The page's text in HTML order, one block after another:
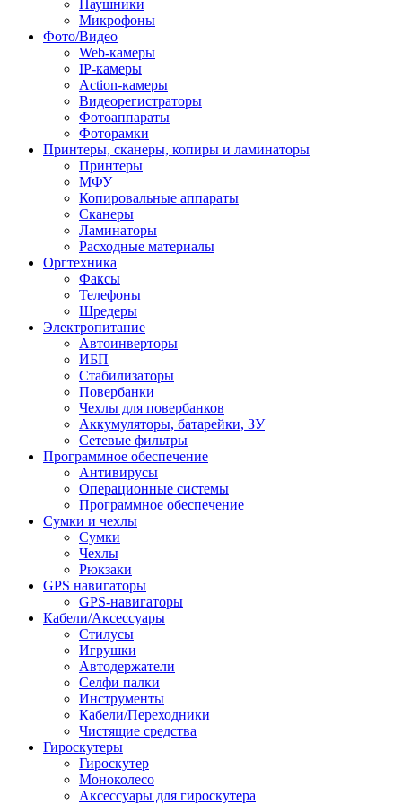
Наушники
Микрофоны
Фото/Видео
Web-камеры
IP-камеры
Action-камеры
Видеорегистраторы
Фотоаппараты
Фоторамки
Принтеры, сканеры, копиры и ламинаторы
Принтеры
МФУ
Копировальные аппараты
Сканеры
Ламинаторы
Расходные материалы
Оргтехника
Факсы
Телефоны
Шредеры
Электропитание
Автоинверторы
ИБП
Стабилизаторы
Повербанки
Чехлы для повербанков
Аккумуляторы, батарейки, ЗУ
Сетевые фильтры
Программное обеспечение
Антивирусы
Операционные системы
Программное обеспечение
Сумки и чехлы
Сумки
Чехлы
Рюкзаки
GPS навигаторы
GPS-навигаторы
Кабели/Аксессуары
Стилусы
Игрушки
Автодержатели
Селфи палки
Инструменты
Кабели/Переходники
Чистящие средства
Гироскутеры
Гироскутер
Моноколесо
Аксессуары для гироскутера